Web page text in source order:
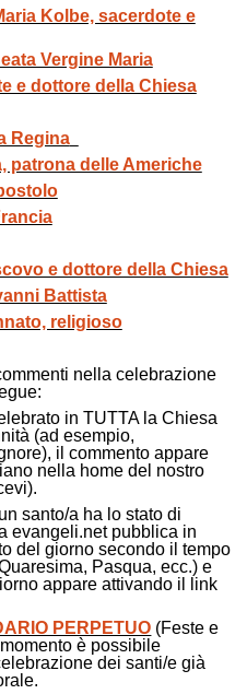
Kolbe, sacerdote e
Vergine Maria
e dottore della Chiesa
Regina
patrona delle Americhe
e dottore della Chiesa
Battista
religioso
nella celebrazione
in TUTTA la Chiesa
(ad esempio,
il commento appare
nella home del nostro
santo/a ha lo stato di
evangeli.net pubblica in
del giorno secondo il tempo
Pasqua, ecc.) e
appare attivando il link
PERPETUO (Feste e
è possibile
dei santi/e già